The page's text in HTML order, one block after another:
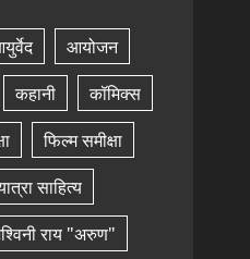
आयोजन
कहानी
कॉमिक्स
फिल्म समीक्षा
साहित्य
राय "अरुण"